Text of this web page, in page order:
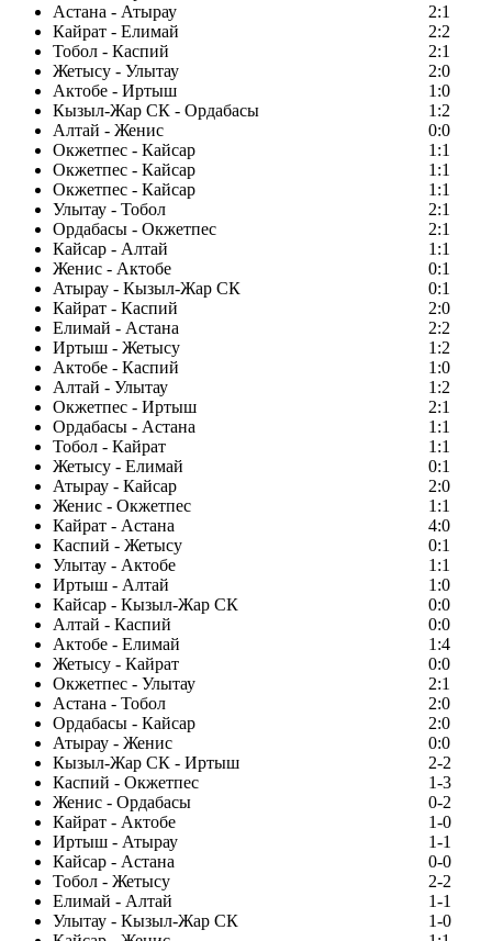
Астана - Атырау
2:1
Кайрат - Елимай
2:2
Тобол - Каспий
2:1
Жетысу - Улытау
2:0
Актобе - Иртыш
1:0
Кызыл-Жар СК - Ордабасы
1:2
Алтай - Женис
0:0
Окжетпес - Кайсар
1:1
Окжетпес - Кайсар
1:1
Окжетпес - Кайсар
1:1
Улытау - Тобол
2:1
Ордабасы - Окжетпес
2:1
Кайсар - Алтай
1:1
Женис - Актобе
0:1
Атырау - Кызыл-Жар СК
0:1
Кайрат - Каспий
2:0
Елимай - Астана
2:2
Иртыш - Жетысу
1:2
Актобе - Каспий
1:0
Алтай - Улытау
1:2
Окжетпес - Иртыш
2:1
Ордабасы - Астана
1:1
Тобол - Кайрат
1:1
Жетысу - Елимай
0:1
Атырау - Кайсар
2:0
Женис - Окжетпес
1:1
Кайрат - Астана
4:0
Каспий - Жетысу
0:1
Улытау - Актобе
1:1
Иртыш - Алтай
1:0
Кайсар - Кызыл-Жар СК
0:0
Алтай - Каспий
0:0
Актобе - Елимай
1:4
Жетысу - Кайрат
0:0
Окжетпес - Улытау
2:1
Астана - Тобол
2:0
Ордабасы - Кайсар
2:0
Атырау - Женис
0:0
Кызыл-Жар СК - Иртыш
2-2
Каспий - Окжетпес
1-3
Женис - Ордабасы
0-2
Кайрат - Актобе
1-0
Иртыш - Атырау
1-1
Кайсар - Астана
0-0
Тобол - Жетысу
2-2
Елимай - Алтай
1-1
Улытау - Кызыл-Жар СК
1-0